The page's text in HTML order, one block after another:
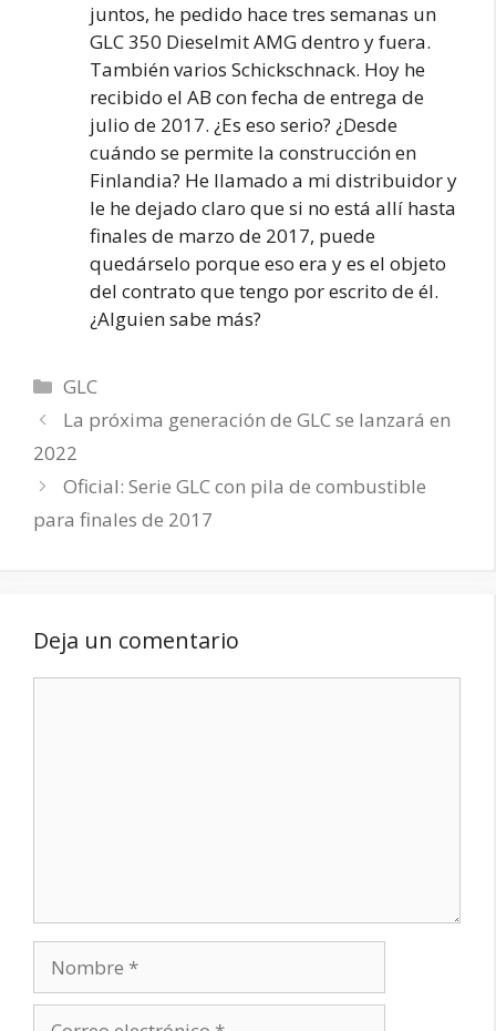
juntos, he pedido hace tres semanas un
GLC 350 Dieselmit AMG dentro y fuera.
También varios Schickschnack. Hoy he
recibido el AB con fecha de entrega de
julio de 2017. ¿Es eso serio? ¿Desde
cuándo se permite la construcción en
Finlandia? He llamado a mi distribuidor y
le he dejado claro que si no está allí hasta
finales de marzo de 2017, puede
quedárselo porque eso era y es el objeto
del contrato que tengo por escrito de él.
¿Alguien sabe más?
Categorías
GLC
La próxima generación de GLC se lanzará en
2022
Oficial: Serie GLC con pila de combustible
para finales de 2017
Deja un comentario